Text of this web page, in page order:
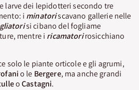
larve dei lepidotteri secondo tre
i minatoriscavano gallerie nelle
si cibano del fogliame
mentre i ricamatorirosicchiano
solo le piante orticole e gli agrumi,
o le Bergere, ma anche grandi
oCastagni.